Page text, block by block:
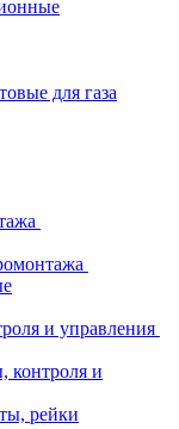
для газа
и управления
контроля и
рейки